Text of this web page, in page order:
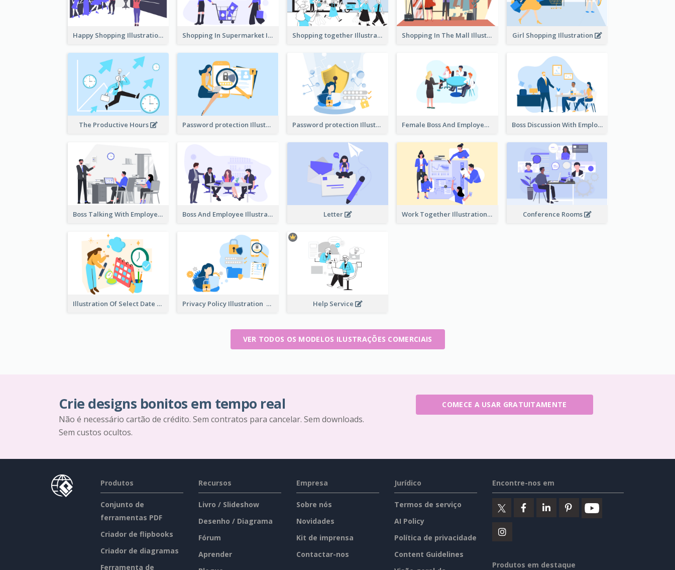
Happy Shopping Illustration Shopping In Supermarket Illustration Shopping together Illustration Shopping In The Mall Illustration Girl Shopping Illustration
The Productive Hours Password protection Illustration 2 Password protection Illustration Female Boss And Employee Illustration Boss Discussion With Employee Illustration
Boss Talking With Employee Illustration Boss And Employee Illustration Letter Work Together Illustration Conference Rooms
Illustration Of Select Date & Time Privacy Policy Illustration Help Service
VER TODOS OS MODELOS ILUSTRAÇÕES COMERCIAIS
Crie designs bonitos em tempo real
Não é necessário cartão de crédito. Sem contratos para cancelar. Sem downloads.
Sem custos ocultos.
COMECE A USAR GRATUITAMENTE
Produtos
Conjunto de
ferramentas PDF
Criador de flipbooks
Criador de diagramas
Ferramenta de
Recursos
Livro / Slideshow
Desenho / Diagrama
Fórum
Aprender
Empresa
Sobre nós
Novidades
Kit de imprensa
Contactar-nos
Jurídico
Termos de serviço
AI Policy
Política de privacidade
Content Guidelines
Encontre-nos em
Produtos em destaque